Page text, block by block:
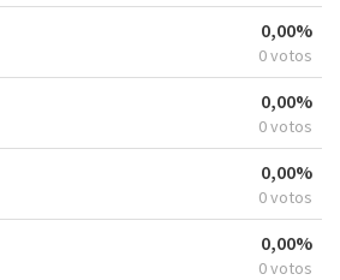
0,00%
0 votos
0,00%
0 votos
0,00%
0 votos
0,00%
0 votos